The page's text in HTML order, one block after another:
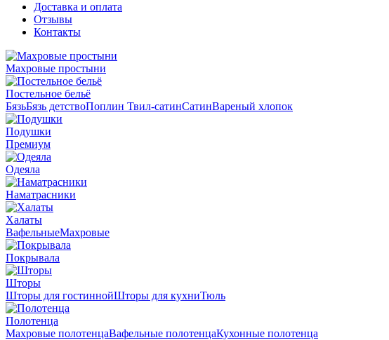
Доставка и оплата
Отзывы
Контакты
Махровые простыни
Постельное бельё
БязьБязь детствоПоплин Твил-сатинСатинВареный хлопок
Подушки
Премиум
Одеяла
Наматрасники
Халаты
ВафельныеМахровые
Покрывала
Шторы
Шторы для гостиннойШторы для кухниТюль
Полотенца
Махровые полотенцаВафельные полотенцаКухонные полотенца